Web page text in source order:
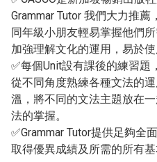
Grammar Tutor 我們大力推
同年級小朋友輕易掌握他們
加強理解文化的運用，易於
✅每個Unit設有課後的練習
從不同角度熟練各種文法的
溫，將不同的文法主題放在
法的掌握。
✅Grammar Tutor提供足夠全
取得優異成績及所需的所有基